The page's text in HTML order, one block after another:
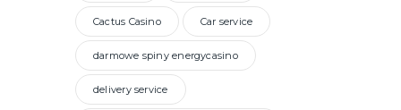
Cactus Casino Car service
darmowe spiny energycasino
delivery service